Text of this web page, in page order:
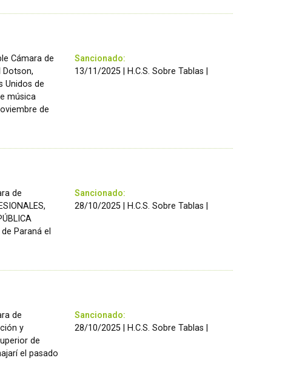
Cámara de
Dotson,
Unidos de
música
de
Sancionado:
13/11/2025 | H.C.S. Sobre Tablas |
de
Paraná el
Sancionado:
28/10/2025 | H.C.S. Sobre Tablas |
de
y
de
el pasado
Sancionado:
28/10/2025 | H.C.S. Sobre Tablas |